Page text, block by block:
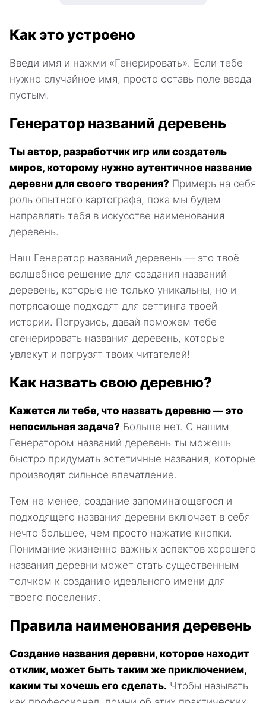
Как это устроено
Введи имя и нажми «Генерировать». Если тебе
нужно случайное имя, просто оставь поле ввода
пустым.
Генератор названий деревень
Ты автор, разработчик игр или создатель
миров, которому нужно аутентичное название
деревни для своего творения? Примерь на себя
роль опытного картографа, пока мы будем
направлять тебя в искусстве наименования
деревень.
Наш Генератор названий деревень — это твоё
волшебное решение для создания названий
деревень, которые не только уникальны, но и
потрясающе подходят для сеттинга твоей
истории. Погрузись, давай поможем тебе
сгенерировать названия деревень, которые
увлекут и погрузят твоих читателей!
Как назвать свою деревню?
Кажется ли тебе, что назвать деревню — это
непосильная задача? Больше нет. С нашим
Генератором названий деревень ты можешь
быстро придумать эстетичные названия, которые
производят сильное впечатление.
Тем не менее, создание запоминающегося и
подходящего названия деревни включает в себя
нечто большее, чем просто нажатие кнопки.
Понимание жизненно важных аспектов хорошего
названия деревни может стать существенным
толчком к созданию идеального имени для
твоего поселения.
Правила наименования деревень
Создание названия деревни, которое находит
отклик, может быть таким же приключением,
каким ты хочешь его сделать. Чтобы называть